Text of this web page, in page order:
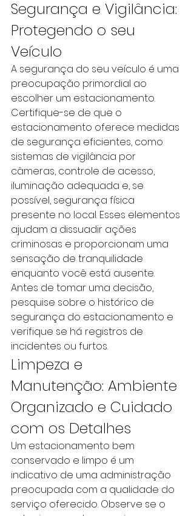
Segurança e Vigilância:
Protegendo o seu
Veículo
A segurança do seu veículo é uma
preocupação primordial ao
escolher um estacionamento.
Certifique-se de que o
estacionamento oferece medidas
de segurança eficientes, como
sistemas de vigilância por
câmeras, controle de acesso,
iluminação adequada e, se
possível, segurança física
presente no local. Esses elementos
ajudam a dissuadir ações
criminosas e proporcionam uma
sensação de tranquilidade
enquanto você está ausente.
Antes de tomar uma decisão,
pesquise sobre o histórico de
segurança do estacionamento e
verifique se há registros de
incidentes ou furtos.
Limpeza e
Manutenção: Ambiente
Organizado e Cuidado
com os Detalhes
Um estacionamento bem
conservado e limpo é um
indicativo de uma administração
preocupada com a qualidade do
serviço oferecido. Observe se o